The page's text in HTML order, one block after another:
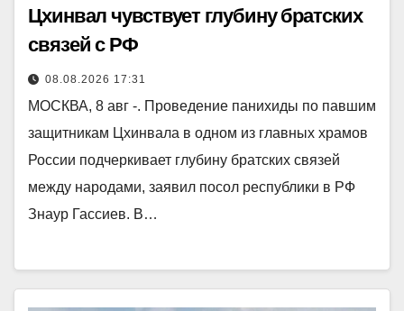
Цхинвал чувствует глубину братских
связей с РФ
08.08.2026 17:31
МОСКВА, 8 авг -. Проведение панихиды по павшим
защитникам Цхинвала в одном из главных храмов
России подчеркивает глубину братских связей
между народами, заявил посол республики в РФ
Знаур Гассиев. В…